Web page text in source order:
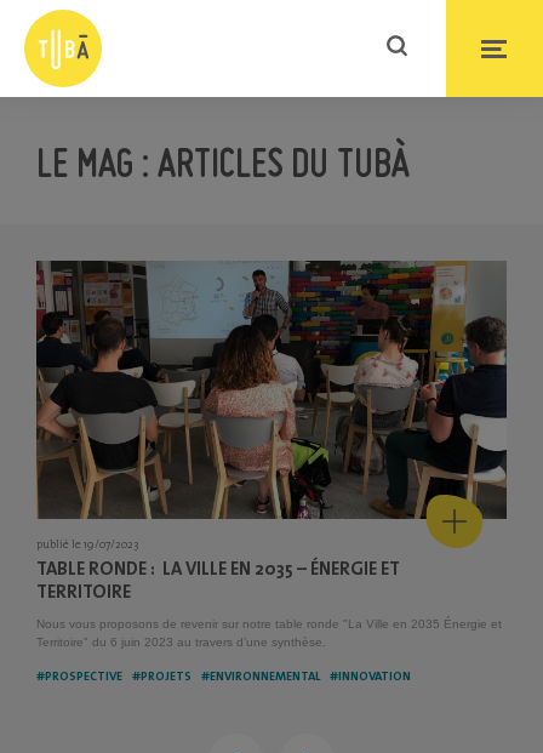
LE MAG : ARTICLES DU TUBÀ
publié le 19/07/2023
TABLE RONDE : LA VILLE EN 2035 – ÉNERGIE ET
TERRITOIRE
Nous vous proposons de revenir sur notre table ronde "La Ville en 2035 Énergie et
Territoire" du 6 juin 2023 au travers d’une synthèse.
#PROSPECTIVE #PROJETS #ENVIRONNEMENTAL #INNOVATION